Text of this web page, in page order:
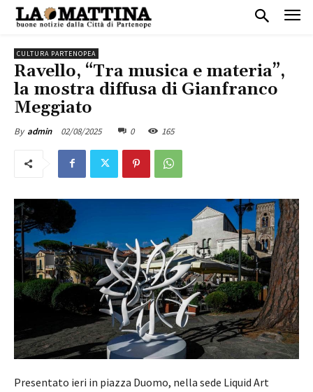
CULTURA PARTENOPEA
Ravello, “Tra musica e materia”,
la mostra diffusa di Gianfranco
Meggiato
By admin 02/08/2025 0 165
Presentato ieri in piazza Duomo, nella sede Liquid Art